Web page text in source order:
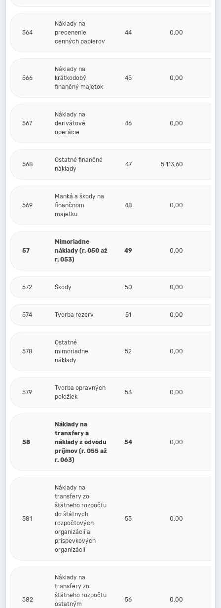
564
Náklady na
precenenie
cenných papierov
44 0,00
566
Náklady na
krátkodobý
finančný majetok
45 0,00
567
Náklady na
derivátové
operácie
46 0,00
568
Ostatné finančné
náklady
47 5 113,60
569
Manká a škody na
finančnom
majetku
48 0,00
57
Mimoriadne
náklady (r. 050 až
r. 053)
49 0,00
572 Škody 50 0,00
574 Tvorba rezerv 51 0,00
578
Ostatné
mimoriadne
náklady
52 0,00
579
Tvorba opravných
položiek
53 0,00
58
Náklady na
transfery a
náklady z odvodu
príjmov (r. 055 až
r. 063)
54 0,00
581
Náklady na
transfery zo
štátneho rozpočtu
do štátnych
rozpočtových
organizácií a
príspevkových
organizácií
55 0,00
582
Náklady na
transfery zo
štátneho rozpočtu
ostatným
56 0,00